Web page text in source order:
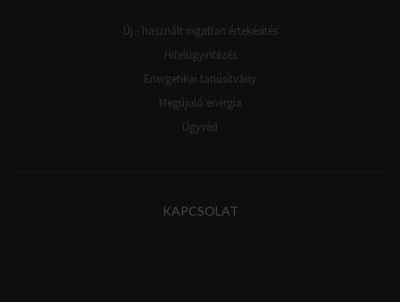
Új - használt ingatlan értékésítés
Hitelügyintézés
Energetikai tanúsítvány
Megújuló energia
Ügyvéd
KAPCSOLAT